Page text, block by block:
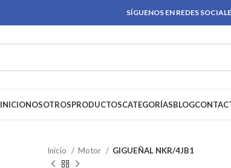
SÍGUENOS EN REDES
INICIONOSOTROSPRODUCTOSCATEGORÍASBLOG
Inicio Motor GIGUEÑAL NKR/4JB1